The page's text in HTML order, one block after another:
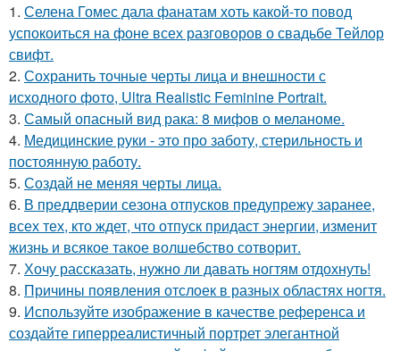
1. Селена Гомес дала фанатам хоть какой-то повод
успокоиться на фоне всех разговоров о свадьбе Тейлор
свифт.
2. Сохранить точные черты лица и внешности с
исходного фото, Ultra Realistic Feminine Portrait.
3. Самый опасный вид рака: 8 мифов о меланоме.
4. Медицинские руки - это про заботу, стерильность и
постоянную работу.
5. Создай не меняя черты лица.
6. В преддверии сезона отпусков предупрежу заранее,
всех тех, кто ждет, что отпуск придаст энергии, изменит
жизнь и всякое такое волшебство сотворит.
7. Хочу рассказать, нужно ли давать ногтям отдохнуть!
8. Причины появления отслоек в разных областях ногтя.
9. Используйте изображение в качестве референса и
создайте гиперреалистичный портрет элегантной